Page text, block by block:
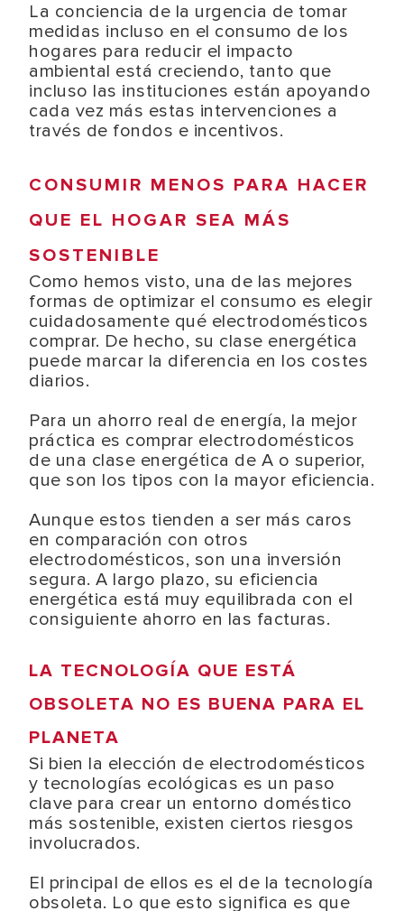
La conciencia de la urgencia de tomar
medidas incluso en el consumo de los
hogares para reducir el impacto
ambiental está creciendo, tanto que
incluso las instituciones están apoyando
cada vez más estas intervenciones a
través de fondos e incentivos.
CONSUMIR MENOS PARA HACER
QUE EL HOGAR SEA MÁS
SOSTENIBLE
Como hemos visto, una de las mejores
formas de optimizar el consumo es elegir
cuidadosamente qué electrodomésticos
comprar. De hecho, su clase energética
puede marcar la diferencia en los costes
diarios.
Para un ahorro real de energía, la mejor
práctica es comprar electrodomésticos
de una clase energética de A o superior,
que son los tipos con la mayor eficiencia.
Aunque estos tienden a ser más caros
en comparación con otros
electrodomésticos, son una inversión
segura. A largo plazo, su eficiencia
energética está muy equilibrada con el
consiguiente ahorro en las facturas.
LA TECNOLOGÍA QUE ESTÁ
OBSOLETA NO ES BUENA PARA EL
PLANETA
Si bien la elección de electrodomésticos
y tecnologías ecológicas es un paso
clave para crear un entorno doméstico
más sostenible, existen ciertos riesgos
involucrados.
El principal de ellos es el de la tecnología
obsoleta. Lo que esto significa es que